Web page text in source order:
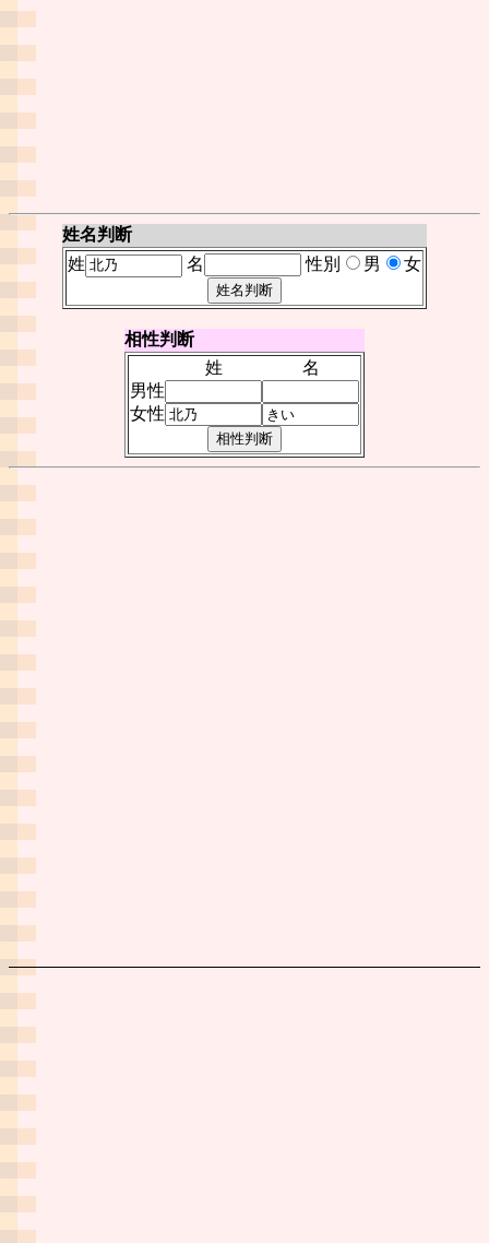
姓名判断
姓
名 性別 男 女
相性判断
姓
名
男性
女性